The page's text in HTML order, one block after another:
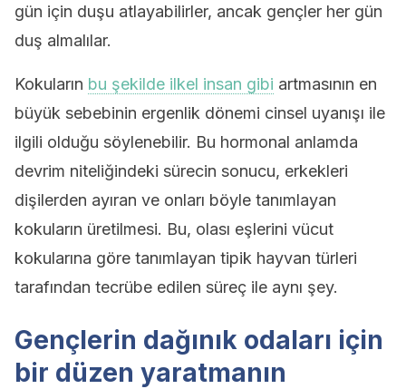
gün için duşu atlayabilirler, ancak gençler her gün
duş almalılar.
Kokuların bu şekilde ilkel insan gibi artmasının en
büyük sebebinin ergenlik dönemi cinsel uyanışı ile
ilgili olduğu söylenebilir. Bu hormonal anlamda
devrim niteliğindeki sürecin sonucu, erkekleri
dişilerden ayıran ve onları böyle tanımlayan
kokuların üretilmesi. Bu, olası eşlerini vücut
kokularına göre tanımlayan tipik hayvan türleri
tarafından tecrübe edilen süreç ile aynı şey.
Gençlerin dağınık odaları için
bir düzen yaratmanın